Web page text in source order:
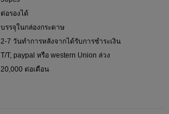
ต่อรองได้
บรรจุในกล่องกระดาษ
2-7 วันทำการหลังจากได้รับการชำระเงิน
T/T, paypal หรือ western Union ล่วง
20,000 ต่อเดือน